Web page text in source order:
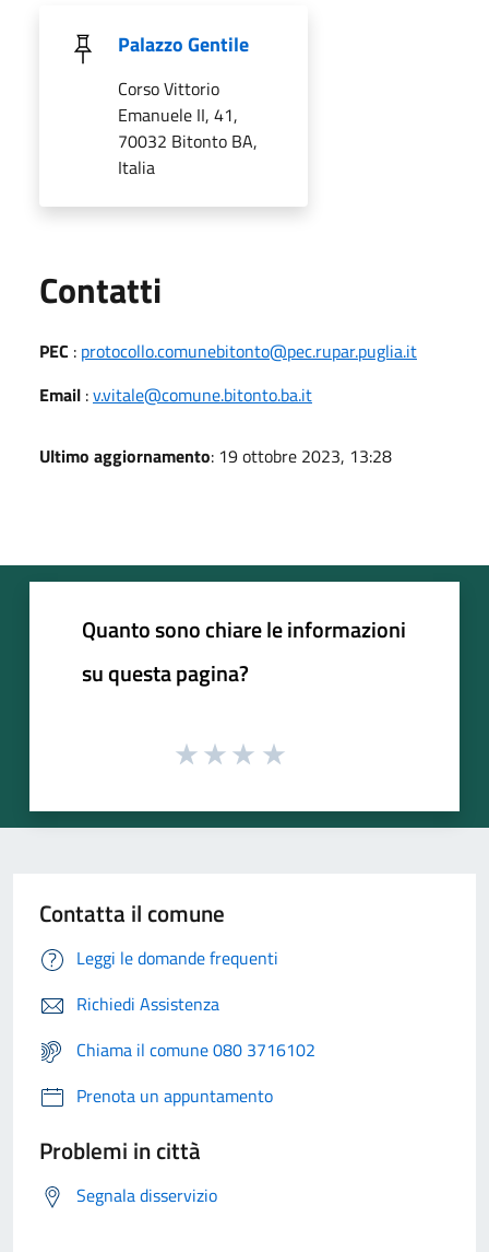
Palazzo Gentile
Corso Vittorio
Emanuele II, 41,
70032 Bitonto BA,
Italia
Contatti
PEC : protocollo.comunebitonto@pec.rupar.puglia.it
Email :v.vitale@comune.bitonto.ba.it
Ultimo aggiornamento: 19 ottobre 2023, 13:28
Quanto sono chiare le informazioni
su questa pagina?
Contatta il comune
Leggi le domande frequenti
Richiedi Assistenza
Chiama il comune 080 3716102
Prenota un appuntamento
Problemi in città
Segnala disservizio